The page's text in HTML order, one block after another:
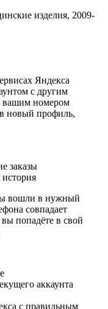
изделия, 2009-
Яндекса
с другим
вашим номером
новый профиль,
заказы
вошли в нужный
совпадает
попадёте в свой
аккаунта
с правильным